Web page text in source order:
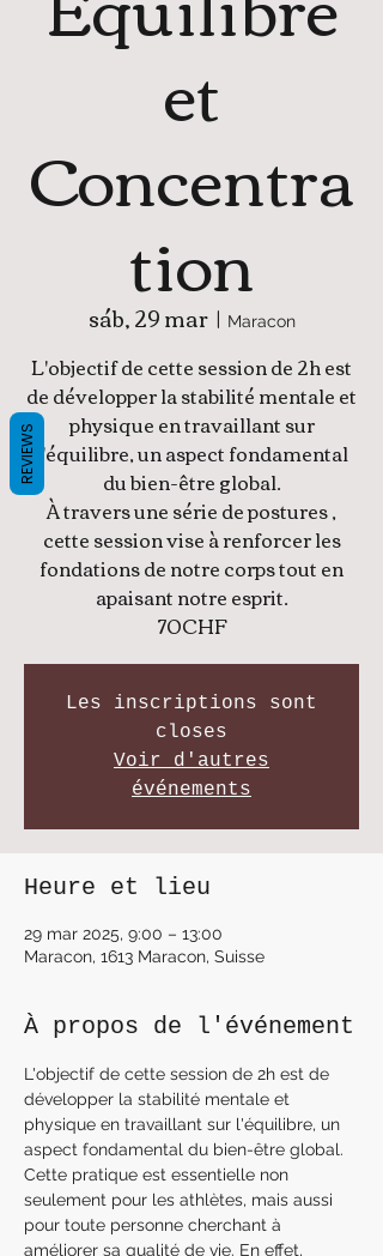
et
Concentra
tion
sáb, 29 mar
  |
Maracon
L'objectif de cette session de 2h est
de développer la stabilité mentale et
physique en travaillant sur
l'équilibre, un aspect fondamental
du bien-être global.
À travers une série de postures ,
cette session vise à renforcer les
fondations de notre corps tout en
apaisant notre esprit.
70CHF
Les inscriptions sont
closes
Voir d'autres
événements
Heure et lieu
29 mar 2025, 9:00 – 13:00
Maracon, 1613 Maracon, Suisse
À propos de l'événement
L'objectif de cette session de 2h est de
développer la stabilité mentale et
physique en travaillant sur l'équilibre, un
aspect fondamental du bien-être global.
Cette pratique est essentielle non
seulement pour les athlètes, mais aussi
pour toute personne cherchant à
améliorer sa qualité de vie. En effet,
REVIEWS